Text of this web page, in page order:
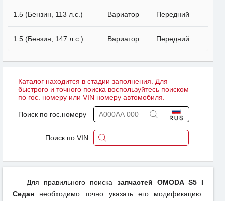
1.5 (Бензин, 113 л.с.) Вариатор Передний
1.5 (Бензин, 147 л.с.) Вариатор Передний
Каталог находится в стадии заполнения. Для
быстрого и точного поиска воспользуйтесь поиском
по гос. номеру или VIN номеру автомобиля.
Поиск по гос.номеру
Поиск по VIN
Для правильного поиска запчастей OMODA S5 I
Седан необходимо точно указать его модификацию.